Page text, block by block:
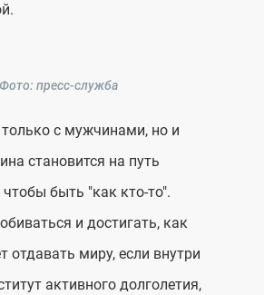
Фото: пресс-служба
с мужчинами, но и
становится на путь
быть "как кто-то".
и достигать, как
миру, если внутри
активного долголетия,